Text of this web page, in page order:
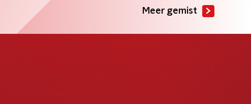
Meer gemist